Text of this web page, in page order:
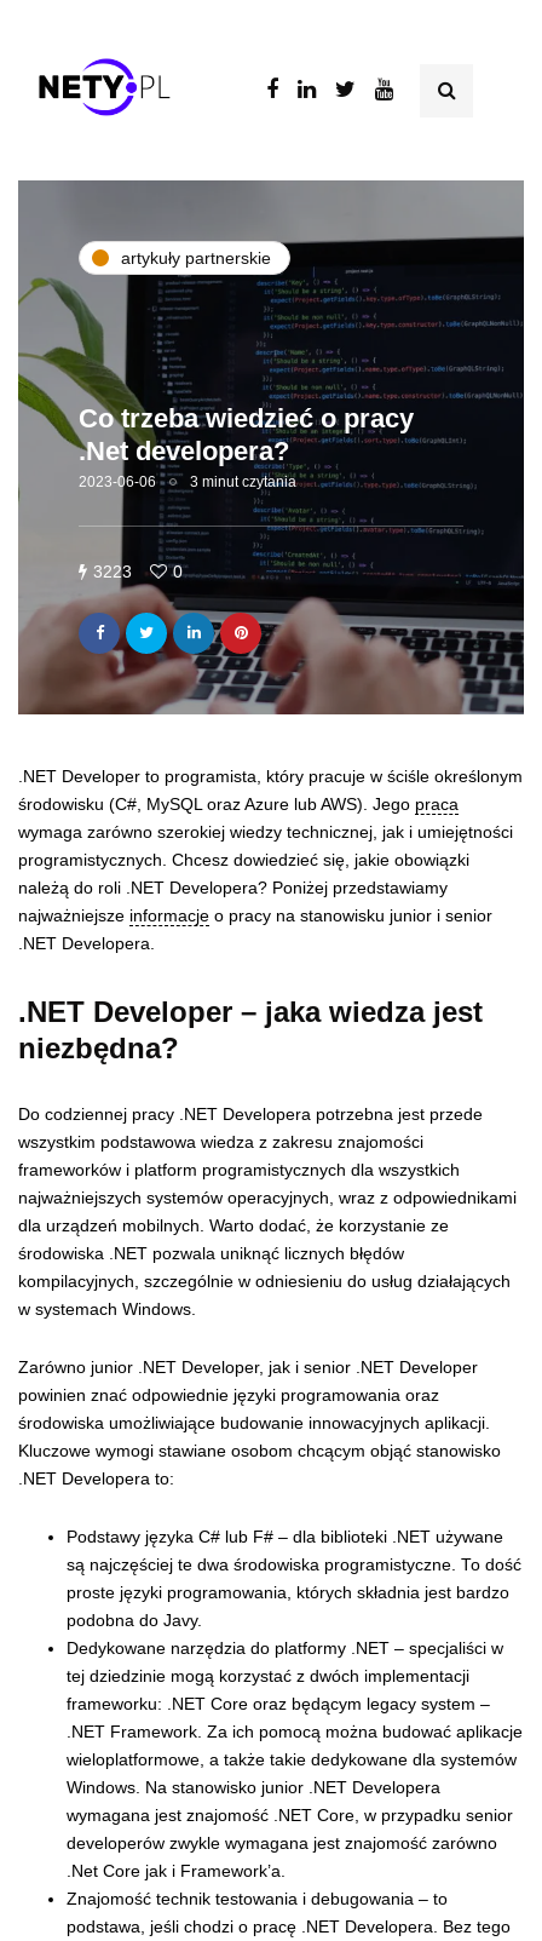
artykuły partnerskie
Co trzeba wiedzieć o pracy
.Net developera?
2023-06-06 3 minut czytania
3223 0
.NET Developer to programista, który pracuje w ściśle określonym
środowisku (C#, MySQL oraz Azure lub AWS). Jego praca
wymaga zarówno szerokiej wiedzy technicznej, jak i umiejętności
programistycznych. Chcesz dowiedzieć się, jakie obowiązki
należą do roli .NET Developera? Poniżej przedstawiamy
najważniejsze informacje o pracy na stanowisku junior i senior
.NET Developera.
.NET Developer – jaka wiedza jest
niezbędna?
Do codziennej pracy .NET Developera potrzebna jest przede
wszystkim podstawowa wiedza z zakresu znajomości
frameworków i platform programistycznych dla wszystkich
najważniejszych systemów operacyjnych, wraz z odpowiednikami
dla urządzeń mobilnych. Warto dodać, że korzystanie ze
środowiska .NET pozwala uniknąć licznych błędów
kompilacyjnych, szczególnie w odniesieniu do usług działających
w systemach Windows.
Zarówno junior .NET Developer, jak i senior .NET Developer
powinien znać odpowiednie języki programowania oraz
środowiska umożliwiające budowanie innowacyjnych aplikacji.
Kluczowe wymogi stawiane osobom chcącym objąć stanowisko
.NET Developera to:
Podstawy języka C# lub F# – dla biblioteki .NET używane
są najczęściej te dwa środowiska programistyczne. To dość
proste języki programowania, których składnia jest bardzo
podobna do Javy.
Dedykowane narzędzia do platformy .NET – specjaliści w
tej dziedzinie mogą korzystać z dwóch implementacji
frameworku: .NET Core oraz będącym legacy system –
.NET Framework. Za ich pomocą można budować aplikacje
wieloplatformowe, a także takie dedykowane dla systemów
Windows. Na stanowisko junior .NET Developera
wymagana jest znajomość .NET Core, w przypadku senior
developerów zwykle wymagana jest znajomość zarówno
.Net Core jak i Framework’a.
Znajomość technik testowania i debugowania – to
podstawa, jeśli chodzi o pracę .NET Developera. Bez tego